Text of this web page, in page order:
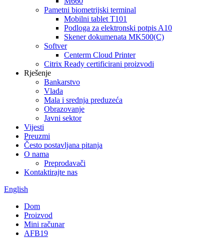
Pametni biometrijski terminal
Mobilni tablet T101
Podloga za elektronski potpis A10
Skener dokumenata MK500(C)
Softver
Centerm Cloud Printer
Citrix Ready certificirani proizvodi
Rješenje
Bankarstvo
Vlada
Mala i srednja preduzeća
Obrazovanje
Javni sektor
Vijesti
Preuzmi
Često postavljana pitanja
O nama
Preprodavači
Kontaktirajte nas
English
Dom
Proizvod
Mini računar
AFB19